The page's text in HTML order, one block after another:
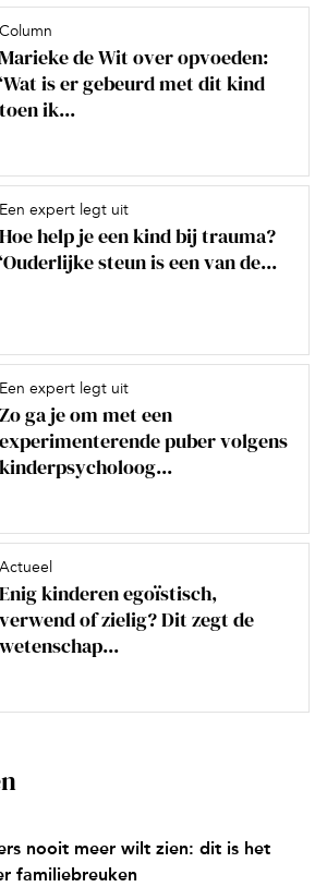
Column
Marieke de Wit over opvoeden:
‘Wat is er gebeurd met dit kind
toen ik...
Een expert legt uit
Hoe help je een kind bij trauma?
‘Ouderlijke steun is een van de...
Een expert legt uit
Zo ga je om met een
experimenterende puber volgens
kinderpsycholoog...
Actueel
Enig kinderen egoïstisch,
verwend of zielig? Dit zegt de
wetenschap...
nooit meer wilt zien: dit is het
familiebreuken